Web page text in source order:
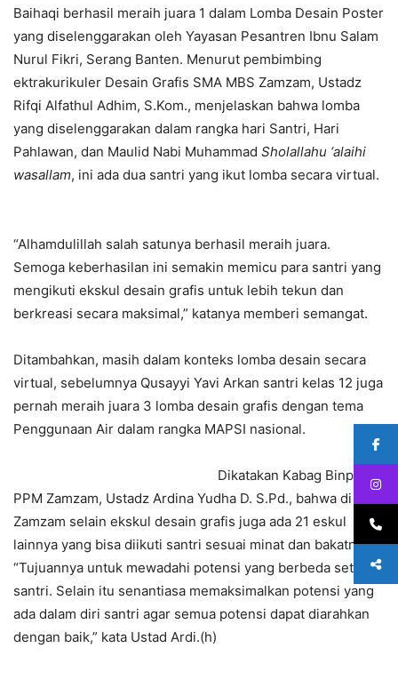
Baihaqi berhasil meraih juara 1 dalam Lomba Desain Poster
yang diselenggarakan oleh Yayasan Pesantren Ibnu Salam
Nurul Fikri, Serang Banten. Menurut pembimbing
ektrakurikuler Desain Grafis SMA MBS Zamzam, Ustadz
Rifqi Alfathul Adhim, S.Kom., menjelaskan bahwa lomba
yang diselenggarakan dalam rangka hari Santri, Hari
Pahlawan, dan Maulid Nabi Muhammad Sholallahu ‘alaihi
wasallam, ini ada dua santri yang ikut lomba secara virtual.
“Alhamdulillah salah satunya berhasil meraih juara.
Semoga keberhasilan ini semakin memicu para santri yang
mengikuti ekskul desain grafis untuk lebih tekun dan
berkreasi secara maksimal,” katanya memberi semangat.
Ditambahkan, masih dalam konteks lomba desain secara
virtual, sebelumnya Qusayyi Yavi Arkan santri kelas 12 juga
pernah meraih juara 3 lomba desain grafis dengan tema
Penggunaan Air dalam rangka MAPSI nasional.
Dikatakan Kabag Binpres
PPM Zamzam, Ustadz Ardina Yudha D. S.Pd., bahwa di PPM
Zamzam selain ekskul desain grafis juga ada 21 eskul
lainnya yang bisa diikuti santri sesuai minat dan bakatnya.
“Tujuannya untuk mewadahi potensi yang berbeda setiap
santri. Selain itu senantiasa memaksimalkan potensi yang
ada dalam diri santri agar semua potensi dapat diarahkan
dengan baik,” kata Ustad Ardi.(h)